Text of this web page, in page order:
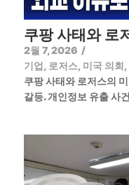
쿠팡 사태와 로
2월 7, 2026 /
기업 , 로저스, 미국 의회 ,
쿠팡 사태와 로저스의
갈등. 개인정보 유출 사